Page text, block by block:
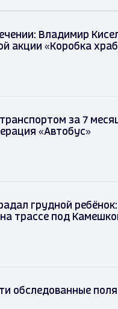
Владимир
акции «Коробка
за 7
«Автобус»
грудной
трассе под
обследованные